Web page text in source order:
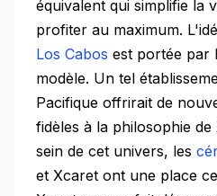
équivalent qui simplifie la
profiter au maximum.
Los Cabos est portée par
modèle. Un tel
Pacifique offrirait de
fidèles à la philosophie de
sein de cet univers, les
et Xcaret ont une place